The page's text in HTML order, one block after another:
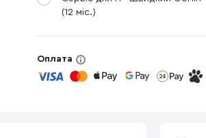
(12 міс.)
Оплата